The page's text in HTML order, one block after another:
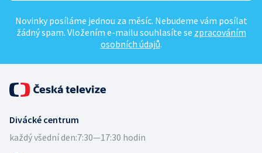
Novinky posíláme jednou za měsíc. Nebudeme vám posílat
žádný spam. Vložením e-mailu souhlasíte se zpracováním
osobních údajů.